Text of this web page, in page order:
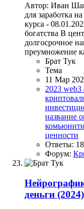
Автор: Иван
для заработка
курса -
богатства В
долгосрочное
преумножение
Брат Тук
Тема
11 Мар
2023 web3
название
комьюнити
ценности
Ответы: 18
Форум:
деньги (2024)